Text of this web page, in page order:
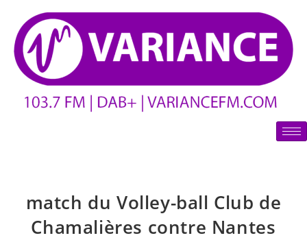
match du Volley-ball Club de
Chamalières contre Nantes